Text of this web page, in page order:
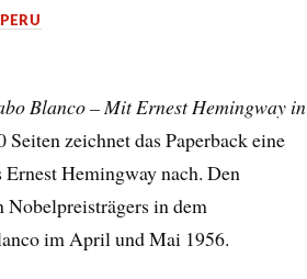
PERU
Blanco – Mit Ernest Hemingway in
zeichnet das Paperback eine
Hemingway nach. Den
in dem
im April und Mai 1956.